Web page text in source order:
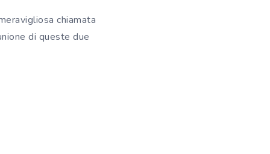
chiamata
di queste due